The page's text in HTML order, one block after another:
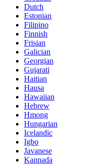
Dutch
Estonian
Filipino
Finnish
Frisian
Galician
Georgian
Gujarati
Haitian
Hausa
Hawaiian
Hebrew
Hmong
Hungarian
Icelandic
Igbo
Javanese
Kannada